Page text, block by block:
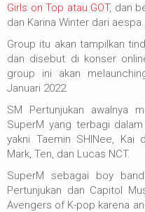
Girls on Top atau GOT, dan
dan Karina Winter dari aespa.
Group itu akan tampilkan
dan disebut di konser
group ini akan
Januari 2022.
SM Pertunjukan awalnya
SuperM yang terbagi
yakni Taemin SHINee, Kai
Mark, Ten, dan Lucas NCT.
SuperM sebagai boy
Pertunjukan dan Capitol
Avengers of K-pop karena